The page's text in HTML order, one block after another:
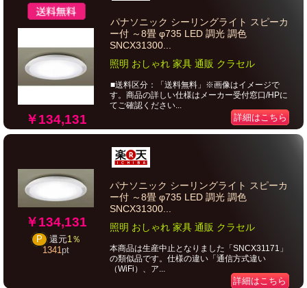
￥134,131
パナソニック シーリングライト スピーカ
ー付 ～8畳 φ735 LED 調光 調色
SNCX31300...
照明 おしゃれ 家具 通販 クラセル
■送料区分：「送料無料」※画像はイメージで
す。商品の詳しい仕様はメーカー受付窓口/HPに
てご確認ください...
詳細はこちら
￥134,131
P 還元1％
1341pt
パナソニック シーリングライト スピーカ
ー付 ～8畳 φ735 LED 調光 調色
SNCX31300...
照明 おしゃれ 家具 通販 クラセル
本商品は生産中止となりました「SNCX31171」
の類似品です。仕様の違い「通信方式違い
（WiFi）、ア...
詳細はこちら